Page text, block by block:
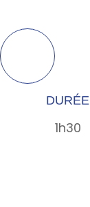
DURÉE
1h30